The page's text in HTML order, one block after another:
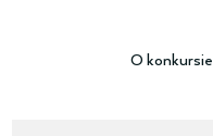
O konkursie